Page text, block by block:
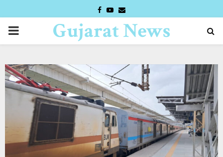
FACEBOOK
YOUTUBE
EMAIL
PRIMARYGujarat News